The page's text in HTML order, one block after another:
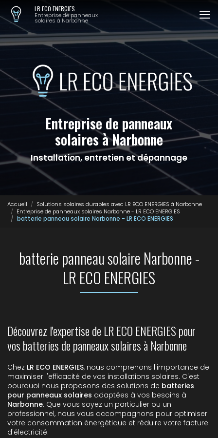
Aller
au
contenu
principal
LR ECO ENERGIES
Entreprise de panneaux
solaires à Narbonne
Entreprise de panneaux
solaires à Narbonne
Installation, entretien et dépannage
Accueil
Solutions solaires durables avec LR ECO ENERGIES à Narbonne
Entreprise de panneaux solaires Narbonne - LR ECO ENERGIES
batterie panneau solaire Narbonne - LR ECO ENERGIES
batterie panneau solaire Narbonne -
LR ECO ENERGIES
Découvrez l'expertise de LR ECO ENERGIES pour
vos batteries de panneaux solaires à Narbonne
Chez LR ECO ENERGIES, nous comprenons l'importance de
maximiser l'efficacité de vos installations solaires. C'est
pourquoi nous proposons des solutions de batteries
pour panneaux solaires adaptées à vos besoins à
Narbonne. Que vous soyez un particulier ou un
professionnel, nous vous accompagnons pour optimiser
votre consommation énergétique et réduire votre facture
d'électricité.